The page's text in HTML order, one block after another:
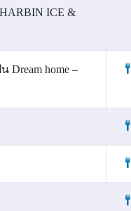
ICE &
home –